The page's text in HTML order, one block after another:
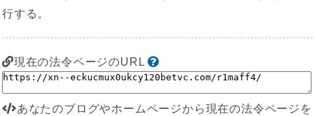
行する。
現在の法令ページのURL
あなたのブログやホームページから現在の法令ページを